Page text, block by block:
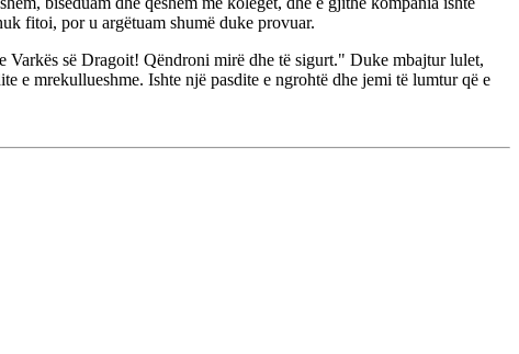
fitoi, por u argëtuam shumë duke provuar.
Varkës së Dragoit! Qëndroni mirë dhe të sigurt." Duke mbajtur lulet,
e mrekullueshme. Ishte një pasdite e ngrohtë dhe jemi të lumtur që e